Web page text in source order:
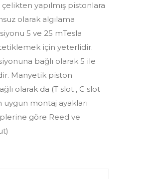
yapılmış pistonlara
olarak algılama
5 ve 25 mTesla
tetiklemek için yeterlidir.
bağlı olarak 5 ile
Manyetik piston
olarak da (T slot , C slot
montaj ayakları
göre Reed ve